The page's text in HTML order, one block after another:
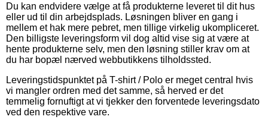
Du kan endvidere vælge at få produkterne leveret til dit hus
eller ud til din arbejdsplads. Løsningen bliver en gang i
mellem et hak mere pebret, men tillige virkelig ukompliceret.
Den billigste leveringsform vil dog altid vise sig at være at
hente produkterne selv, men den løsning stiller krav om at
du har bopæl nærved webbutikkens tilholdssted.
Leveringstidspunktet på T-shirt / Polo er meget central hvis
vi mangler ordren med det samme, så herved er det
temmelig fornuftigt at vi tjekker den forventede leveringsdato
ved den respektive vare.